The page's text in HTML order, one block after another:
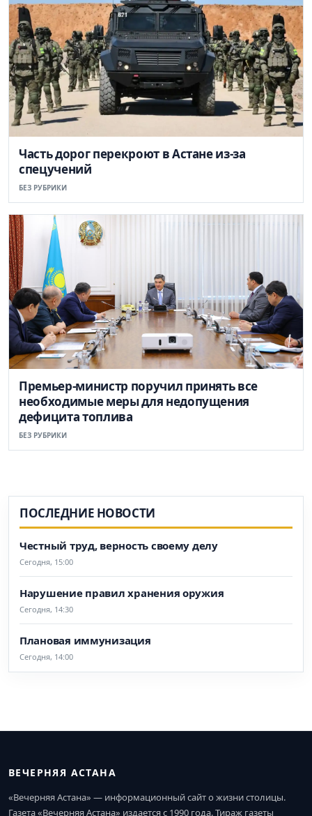
Часть дорог перекроют в Астане из-за
спецучений
БЕЗ РУБРИКИ
Премьер-министр поручил принять все
необходимые меры для недопущения
дефицита топлива
БЕЗ РУБРИКИ
ПОСЛЕДНИЕ НОВОСТИ
Честный труд, верность своему делу
Сегодня, 15:00
Нарушение правил хранения оружия
Сегодня, 14:30
Плановая иммунизация
Сегодня, 14:00
ВЕЧЕРНЯЯ АСТАНА
«Вечерняя Астана» — информационный сайт о жизни столицы.
Газета «Вечерняя Астана» издается с 1990 года. Тираж газеты